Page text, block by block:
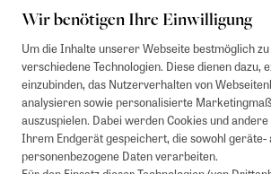
Wir benötigen Ihre Einwilligung
Um die Inhalte unserer Webseite bestmöglich
verschiedene Technologien. Diese dienen dazu,
einzubinden, das Nutzerverhalten von
analysieren sowie personalisierte
auszuspielen. Dabei werden Cookies und
Ihrem Endgerät gespeichert, die sowohl geräte-
personenbezogene Daten verarbeiten.